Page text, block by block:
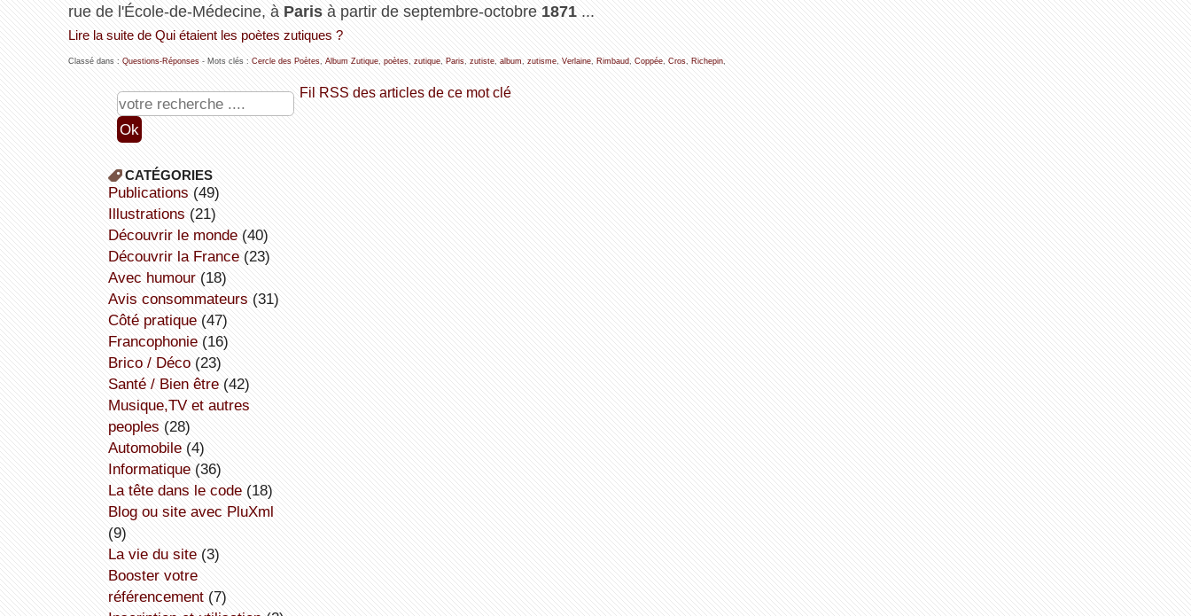
rue de l'École-de-Médecine, à Parisà partir de septembre-octobre 1871...
Lire la suite de Qui étaient les poètes zutiques ?
Classé dans : Questions-Réponses- Mots clés : Cercle des Poètes, Album Zutique, poètes, zutique, Paris, zutiste, album, zutisme, Verlaine, Rimbaud, Coppée, Cros, Richepin,
Fil RSS des articles de ce mot clé
CATÉGORIES
publications (49)
illustrations (21)
découvrir le monde(40)
découvrir la France(23)
avec humour(18)
avis consommateurs (31)
côté pratique(47)
Francophonie(16)
Brico / Déco(23)
Santé / Bien être(42)
Musique,TV et autres
peoples (28)
Automobile(4)
informatique(36)
la tête dans le code(18)
Blog ou site avec PluXml
(9)
la vie du site(3)
booster votre
référencement(7)